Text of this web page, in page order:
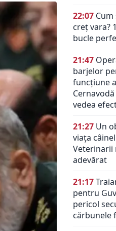
22:07
creț vara?
bucle
21:47
barjelor
funcțiune
vedea
21:27 Un
viața
Veterinarii
adevărat
21:17
pentru
pericol
cărbunele